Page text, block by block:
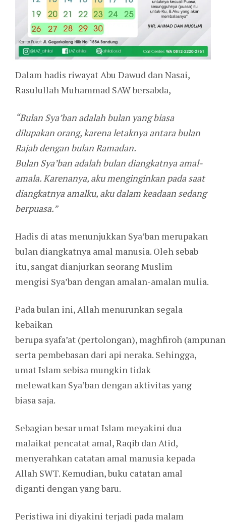
Dalam hadis riwayat Abu Dawud dan Nasai,
Rasulullah Muhammad SAW bersabda,
“Bulan Sya’ban adalah bulan yang biasa
dilupakan orang, karena letaknya antara bulan
Rajab dengan bulan Ramadan.
Bulan Sya’ban adalah bulan diangkatnya amal-
amala. Karenanya, aku menginginkan pada saat
diangkatnya amalku, aku dalam keadaan sedang
berpuasa.”
Hadis di atas menunjukkan Sya’ban merupakan
bulan diangkatnya amal manusia. Oleh sebab
itu, sangat dianjurkan seorang Muslim
mengisi Sya’ban dengan amalan-amalan mulia.
Pada bulan ini, Allah menurunkan segala
kebaikan
berupa syafa’at (pertolongan), maghfiroh
serta pembebasan dari api neraka. Sehingga,
umat Islam sebisa mungkin tidak
melewatkan Sya’ban dengan aktivitas yang
biasa saja.
Sebagian besar umat Islam meyakini dua
malaikat pencatat amal, Raqib dan Atid,
menyerahkan catatan amal manusia kepada
Allah SWT. Kemudian, buku catatan amal
diganti dengan yang baru.
Peristiwa ini diyakini terjadi pada malam